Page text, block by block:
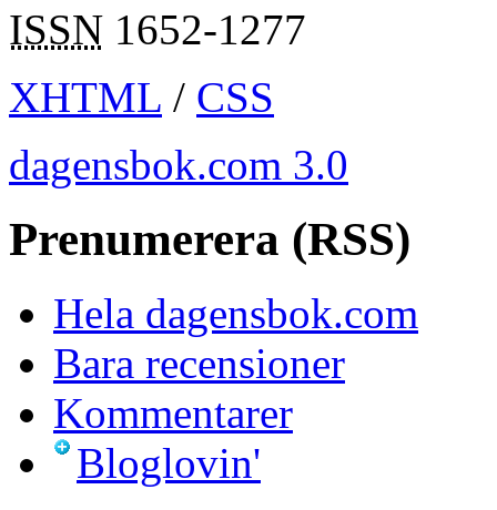
ISSN 1652-1277
XHTML / CSS
dagensbok.com 3.0
Prenumerera (RSS)
Hela dagensbok.com
Bara recensioner
Kommentarer
Bloglovin'